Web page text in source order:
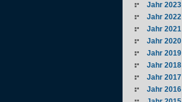
Jahr 2023
Jahr 2022
Jahr 2021
Jahr 2020
Jahr 2019
Jahr 2018
Jahr 2017
Jahr 2016